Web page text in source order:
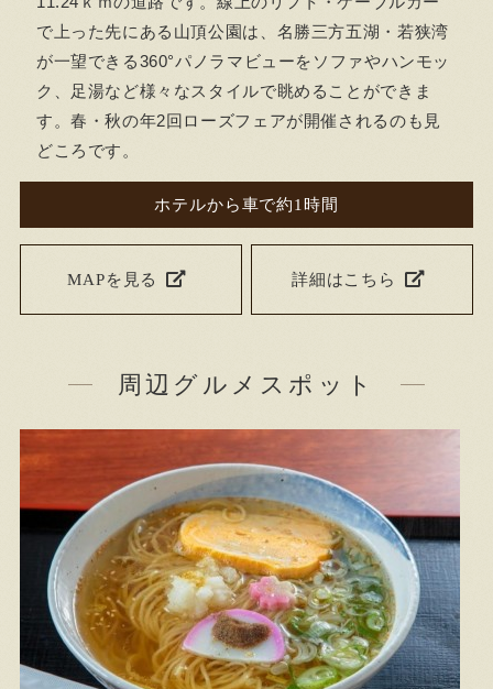
で上った先にある山頂公園は、名勝三方五湖・若狭湾
が一望できる360°パノラマビューをソファやハンモッ
ク、足湯など様々なスタイルで眺めることができま
す。春・秋の年2回ローズフェアが開催されるのも見
どころです。
ホテルから車で約1時間
MAPを見る 詳細はこちら
周辺グルメスポット